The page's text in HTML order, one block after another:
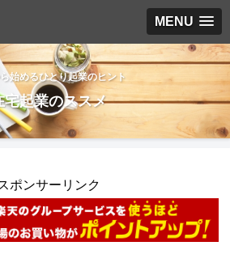
MENU
始めるひとり起業のヒント
宅起業のススメ
ポンサーリンク